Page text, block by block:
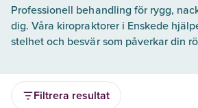
Professionell behandling för rygg,
dig. Våra kiropraktorer i Enskede
stelhet och besvär som påverkar din
Filtrera resultat